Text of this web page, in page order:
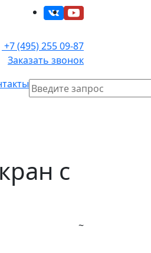
+7 (495) 255 09-87
Заказать звонок
с
~